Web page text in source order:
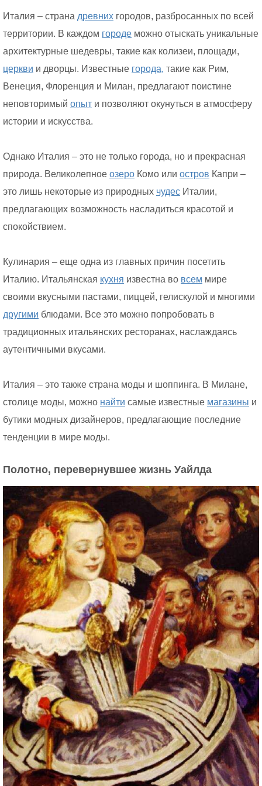
Италия – страна древних городов, разбросанных по всей
территории. В каждом городе можно отыскать уникальные
архитектурные шедевры, такие как колизеи, площади,
церкви и дворцы. Известные города, такие как Рим,
Венеция, Флоренция и Милан, предлагают поистине
неповторимый опыт и позволяют окунуться в атмосферу
истории и искусства.
Однако Италия – это не только города, но и прекрасная
природа. Великолепное озеро Комо или остров Капри –
это лишь некоторые из природных чудес Италии,
предлагающих возможность насладиться красотой и
спокойствием.
Кулинария – еще одна из главных причин посетить
Италию. Итальянская кухня известна во всем мире
своими вкусными пастами, пиццей, гелискулой и многими
другими блюдами. Все это можно попробовать в
традиционных итальянских ресторанах, наслаждаясь
аутентичными вкусами.
Италия – это также страна моды и шоппинга. В Милане,
столице моды, можно найти самые известные магазины и
бутики модных дизайнеров, предлагающие последние
тенденции в мире моды.
Полотно, перевернувшее жизнь Уайлда